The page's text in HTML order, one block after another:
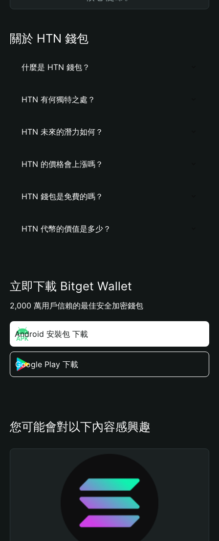
關於 HTN 錢包
什麼是 HTN 錢包？
HTN 有何獨特之處？
HTN 未來的潛力如何？
HTN 的價格會上漲嗎？
HTN 錢包是免費的嗎？
HTN 代幣的價值是多少？
立即下載 Bitget Wallet
2,000 萬用戶信賴的最佳安全加密錢包
Android 安裝包 下載
Google Play 下載
您可能會對以下內容感興趣